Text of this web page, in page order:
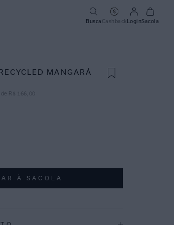
Busca CashbackLoginSacola
MANGARÁ
de R$ 166 00
À SACOLA